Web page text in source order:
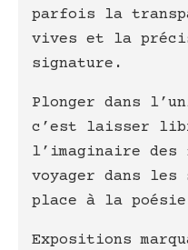
parfois la
vives et la
signature.
Plonger dans
c’est laisser
l’imaginaire des
voyager dans
place à la
Expositions